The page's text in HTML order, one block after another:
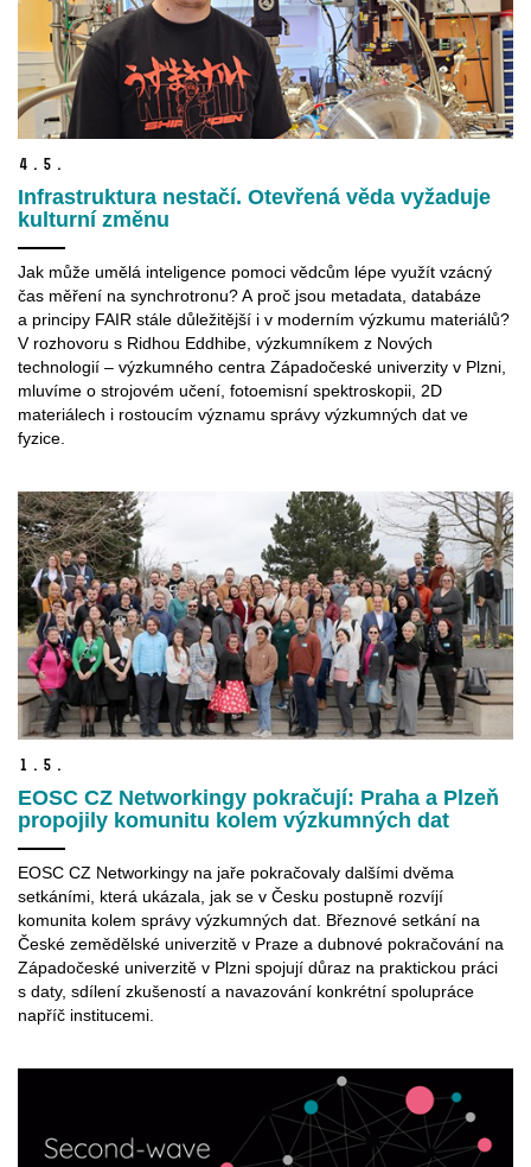
4. 5.
Infrastruktura nestačí. Otevřená věda vyžaduje
kulturní změnu
Jak může umělá inteligence pomoci vědcům lépe využít vzácný
čas měření na synchrotronu? A proč jsou metadata, databáze
a principy FAIR stále důležitější i v moderním výzkumu materiálů?
V rozhovoru s Ridhou Eddhibe, výzkumníkem z Nových
technologií – výzkumného centra Západočeské univerzity v Plzni,
mluvíme o strojovém učení, fotoemisní spektroskopii, 2D
materiálech i rostoucím významu správy výzkumných dat ve
fyzice.
1. 5.
EOSC CZ Networkingy pokračují: Praha a Plzeň
propojily komunitu kolem výzkumných dat
EOSC CZ Networkingy na jaře pokračovaly dalšími dvěma
setkáními, která ukázala, jak se v Česku postupně rozvíjí
komunita kolem správy výzkumných dat. Březnové setkání na
České zemědělské univerzitě v Praze a dubnové pokračování na
Západočeské univerzitě v Plzni spojují důraz na praktickou práci
s daty, sdílení zkušeností a navazování konkrétní spolupráce
napříč institucemi.